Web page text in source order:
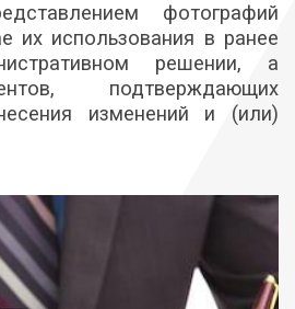
фотографий
их использования в ранее
решении, а
подтверждающих
изменений и (или)